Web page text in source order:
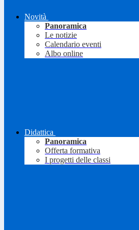
Novità
Panoramica
Le notizie
Calendario eventi
Albo online
Didattica
Panoramica
Offerta formativa
I progetti delle classi